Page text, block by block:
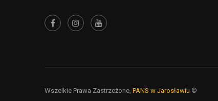
Wszelkie Prawa Zastrzeżone, PANS w Jarosławiu ©